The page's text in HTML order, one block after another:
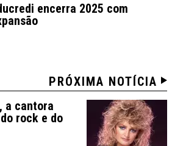
encerra 2025 com
PRÓXIMA NOTÍCIA
a cantora
rock e do